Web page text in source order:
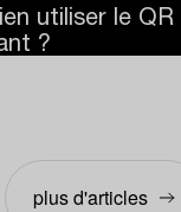
utiliser le QR
?
plus d'articles